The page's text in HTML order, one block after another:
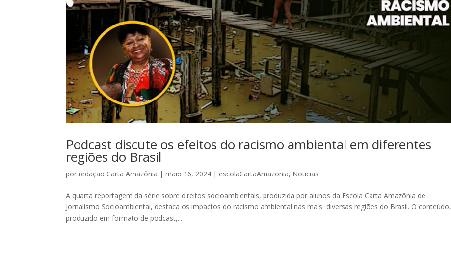
Podcast discute os efeitos do racismo ambiental em diferentes
regiões do Brasil
porredação Carta Amazônia |maio 16, 2024 | escolaCartaAmazonia, Noticias
A quarta reportagem da série sobre direitos socioambientais, produzida por alunos da Escola Carta Amazônia de
Jornalismo Socioambiental, destaca os impactos do racismo ambiental nas mais diversas regiões do Brasil. O conteúdo,
produzido em formato de podcast,...